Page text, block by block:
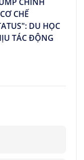
CHẾ
DU HỌC
TÁC ĐỘNG